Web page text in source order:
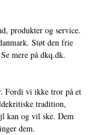
produkter og service.
Støt den frie
mere på dkq.dk.
Fordi vi ikke tror på et
tradition,
kan og vil ske. Dem
dem.